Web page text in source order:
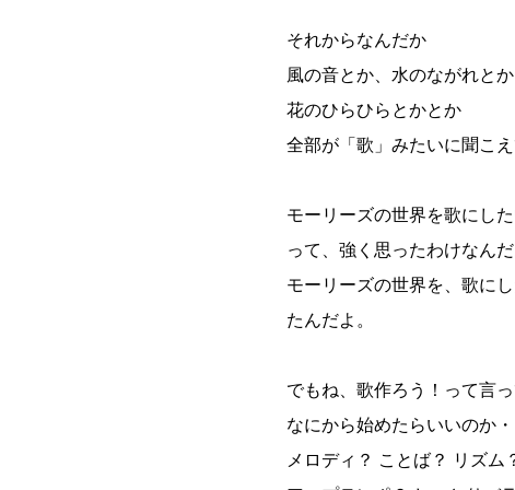
それからなんだか
風の音とか、水のながれと
花のひらひらとかとか
全部が「歌」みたいに聞こえ
モーリーズの世界を歌にした
って、強く思ったわけなんだ
モーリーズの世界を、歌に
たんだよ。
でもね、歌作ろう！って言
なにから始めたらいいのか
メロディ？ ことば？ リズム